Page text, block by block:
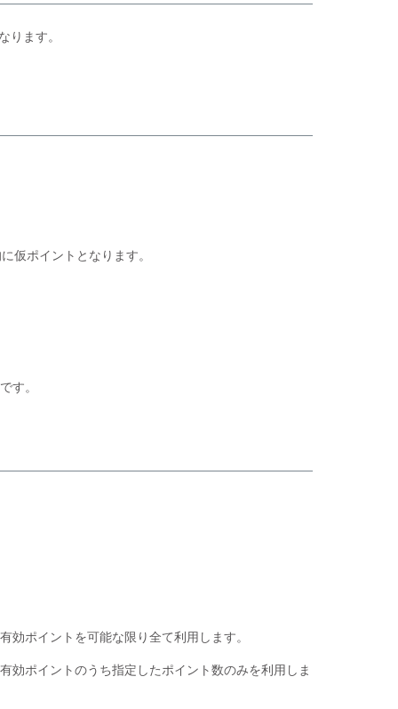
ります。
仮ポイントとなります。
す。
効ポイントを可能な限り全て利用します。
効ポイントのうち指定したポイント数のみを利用しま